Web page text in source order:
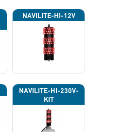
NAVILITE-HI-12V
NAVILITE-HI-230V-
KIT